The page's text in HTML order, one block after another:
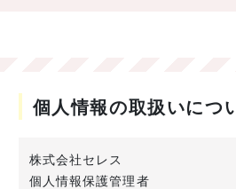
個人情報の取扱いにつ
株式会社セレス
個人情報保護管理者